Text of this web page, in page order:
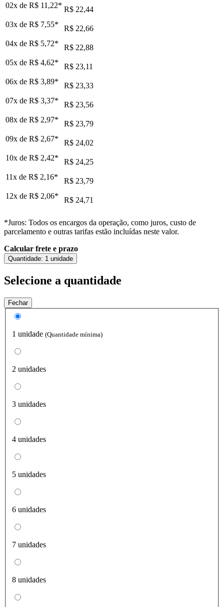
02x de R$ 11,22* R$ 22,44
03x de R$ 7,55*
R$ 22,66
04x de R$ 5,72*
R$ 22,88
05x de R$ 4,62*
R$ 23,11
06x de R$ 3,89*
R$ 23,33
07x de R$ 3,37*
R$ 23,56
08x de R$ 2,97*
R$ 23,79
09x de R$ 2,67*
R$ 24,02
10x de R$ 2,42*
R$ 24,25
11x de R$ 2,16*
R$ 23,79
12x de R$ 2,06* R$ 24,71
*Juros: Todos os encargos da operação, como juros, custo de
parcelamento e outras tarifas estão incluídas neste valor.
Calcular frete e prazo
Quantidade: 1 unidade
Selecione a quantidade
Fechar
1 unidade (Quantidade mínima)
2 unidades
3 unidades
4 unidades
5 unidades
6 unidades
7 unidades
8 unidades